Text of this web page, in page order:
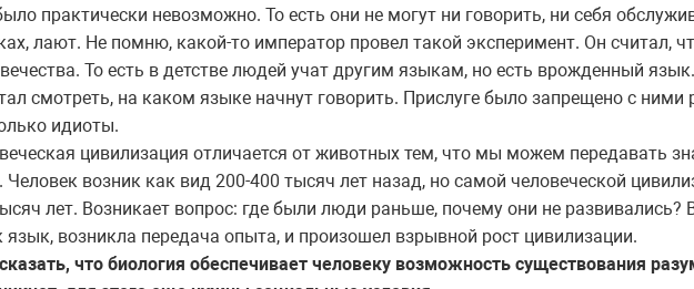
практически невозможно. То есть они не могут ни говорить, ни себя
лают. Не помню, какой-то император провел такой эксперимент. Он считал,
То есть в детстве людей учат другим языкам, но есть врожденный
смотреть, на каком языке начнут говорить. Прислуге было запрещено с ними
идиоты.
цивилизация отличается от животных тем, что мы можем передавать
Человек возник как вид 200-400 тысяч лет назад, но самой человеческой
лет. Возникает вопрос: где были люди раньше, почему они не развивались?
язык, возникла передача опыта, и произошел взрывной рост цивилизации.
что биология обеспечивает человеку возможность существования